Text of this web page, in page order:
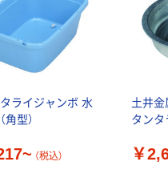
タライジャンボ 水
角型）
（税込）
土井金
タンタ
￥